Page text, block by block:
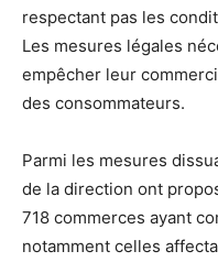
respectant pas les
Les mesures légales
empêcher leur
des consommateurs.
Parmi les mesures
de la direction ont
718 commerces ayant
notamment celles